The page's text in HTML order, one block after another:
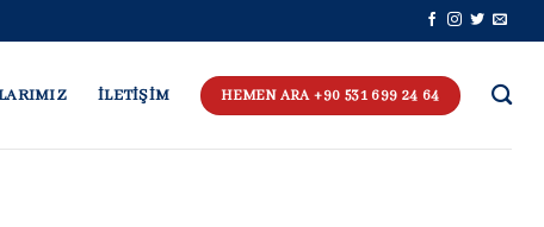
İLETİŞİM HEMEN ARA +90 531 699 24 64